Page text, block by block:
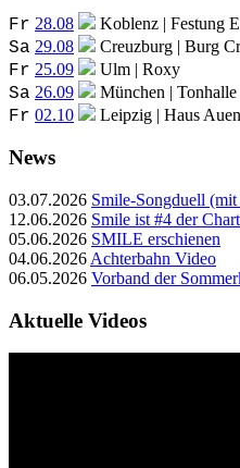
Fr 28.08 Koblenz | Festung
Sa 29.08 Creuzburg | Burg
Fr 25.09 Ulm | Roxy
Sa 26.09 München | Tonhalle
Fr 02.10 Leipzig | Haus
News
03.07.2026 Smile-Songduell
12.06.2026 Smile ist #4 der
05.06.2026 SMILE erschienen
04.06.2026 Achterbahn Video
06.05.2026 Vorband der
Aktuelle Videos